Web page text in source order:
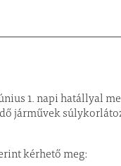
1. napi hatállyal
járművek
kérhető meg: